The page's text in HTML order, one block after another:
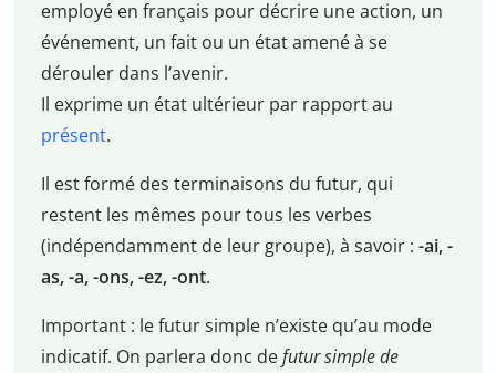
employé en français pour décrire une action, un
événement, un fait ou un état amené à se
dérouler dans l’avenir.
Il exprime un état ultérieur par rapport au
présent.
Il est formé des terminaisons du futur, qui
restent les mêmes pour tous les verbes
(indépendamment de leur groupe), à savoir : -ai, -
as, -a, -ons, -ez, -ont.
Important : le futur simple n’existe qu’au mode
indicatif. On parlera donc defutur simple de